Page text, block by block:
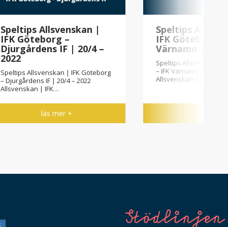
Speltips Allsvenskan |
IFK Göteborg –
Djurgårdens IF | 20/4 –
2022
Speltips Allsvenskan | IFK Göteborg
– Djurgårdens IF | 20/4 – 2022
Allsvenskan | IFK…
läs mer +
Speltips
IFK Göteborg –
Värnamo | 3/4 –
Speltips Allsvenskan |
– IFK Värnamo | 3/4 –
Allsvenskan | IFK…